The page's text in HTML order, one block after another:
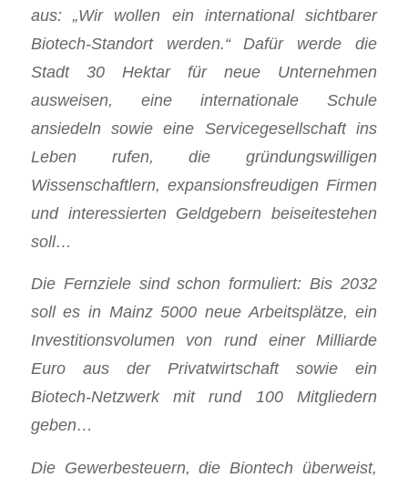
aus: „Wir wollen ein international sichtbarer
Biotech-Standort werden.“ Dafür werde die
Stadt 30 Hektar für neue Unternehmen
ausweisen, eine internationale Schule
ansiedeln sowie eine Servicegesellschaft ins
Leben rufen, die gründungswilligen
Wissenschaftlern, expansionsfreudigen Firmen
und interessierten Geldgebern beiseitestehen
soll…
Die Fernziele sind schon formuliert: Bis 2032
soll es in Mainz 5000 neue Arbeitsplätze, ein
Investitionsvolumen von rund einer Milliarde
Euro aus der Privatwirtschaft sowie ein
Biotech-Netzwerk mit rund 100 Mitgliedern
geben…
Die Gewerbesteuern, die Biontech überweist,